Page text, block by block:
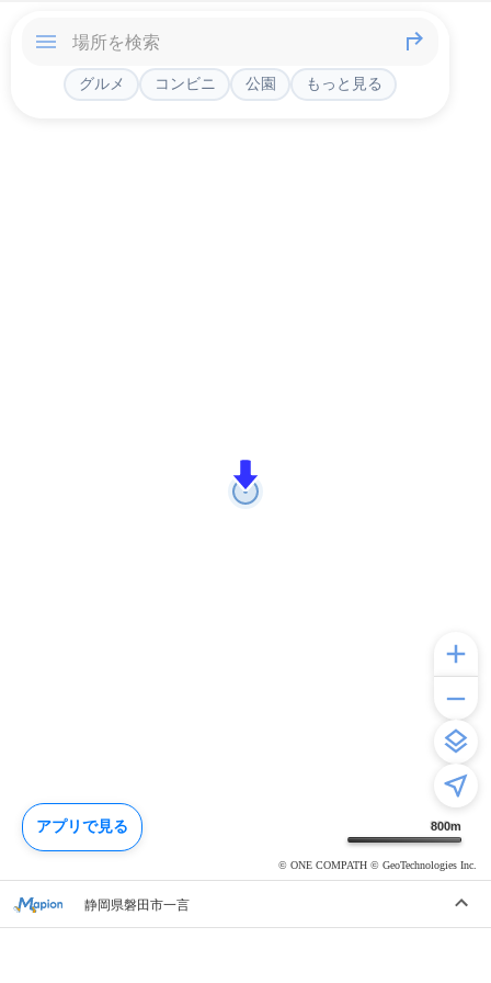
800m
© ONE COMPATH © GeoTechnologies Inc.
グルメ コンビニ 公園 もっと見る
静岡県磐田市一言
アプリで見る